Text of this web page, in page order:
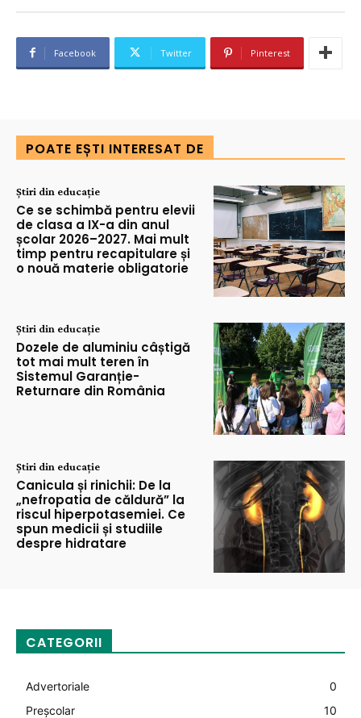
Facebook Twitter Pinterest
POATE EȘTI INTERESAT DE
Știri din educație
Ce se schimbă pentru elevii
de clasa a IX-a din anul
școlar 2026–2027. Mai mult
timp pentru recapitulare și
o nouă materie obligatorie
Știri din educație
Dozele de aluminiu câștigă
tot mai mult teren în
Sistemul Garanție-
Returnare din România
Știri din educație
Canicula și rinichii: De la
„nefropatia de căldură” la
riscul hiperpotasemiei. Ce
spun medicii și studiile
despre hidratare
CATEGORII
Advertoriale
0
Preșcolar
10